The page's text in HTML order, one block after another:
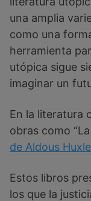
una amplia
como una
herramienta
utópica sigue
imaginar un
En la literatura
obras como
de Aldous
Estos libros
los que la